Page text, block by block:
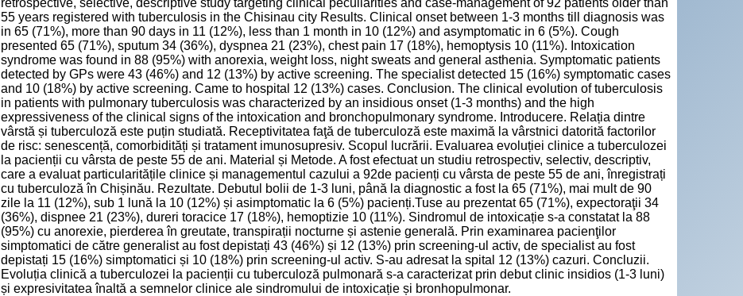
55 years registered with tuberculosis in the Chisinau city Results. Clinical onset between 1-3 months till diagnosis was
in 65 (71%), more than 90 days in 11 (12%), less than 1 month in 10 (12%) and asymptomatic in 6 (5%). Cough
presented 65 (71%), sputum 34 (36%), dyspnea 21 (23%), chest pain 17 (18%), hemoptysis 10 (11%). Intoxication
syndrome was found in 88 (95%) with anorexia, weight loss, night sweats and general asthenia. Symptomatic patients
detected by GPs were 43 (46%) and 12 (13%) by active screening. The specialist detected 15 (16%) symptomatic cases
and 10 (18%) by active screening. Came to hospital 12 (13%) cases. Conclusion. The clinical evolution of tuberculosis
in patients with pulmonary tuberculosis was characterized by an insidious onset (1-3 months) and the high
expressiveness of the clinical signs of the intoxication and bronchopulmonary syndrome. Introducere. Relația dintre
vârstă și tuberculoză este puțin studiată. Receptivitatea faţă de tuberculoză este maximă la vârstnici datorită factorilor
de risc: senescență, comorbidități și tratament imunosupresiv. Scopul lucrării. Evaluarea evoluției clinice a tuberculozei
la pacienții cu vârsta de peste 55 de ani. Material și Metode. A fost efectuat un studiu retrospectiv, selectiv, descriptiv,
care a evaluat particularitățile clinice și managementul cazului a 92de pacienți cu vârsta de peste 55 de ani, înregistrați
cu tuberculoză în Chișinău. Rezultate. Debutul bolii de 1-3 luni, până la diagnostic a fost la 65 (71%), mai mult de 90
zile la 11 (12%), sub 1 lună la 10 (12%) și asimptomatic la 6 (5%) pacienți.Tuse au prezentat 65 (71%), expectoraţii 34
(36%), dispnee 21 (23%), dureri toracice 17 (18%), hemoptizie 10 (11%). Sindromul de intoxicație s-a constatat la 88
(95%) cu anorexie, pierderea în greutate, transpirații nocturne și astenie generală. Prin examinarea pacienţilor
simptomatici de către generalist au fost depistați 43 (46%) și 12 (13%) prin screening-ul activ, de specialist au fost
depistați 15 (16%) simptomatici și 10 (18%) prin screening-ul activ. S-au adresat la spital 12 (13%) cazuri. Concluzii.
Evoluția clinică a tuberculozei la pacienții cu tuberculoză pulmonară s-a caracterizat prin debut clinic insidios (1-3 luni)
și expresivitatea înaltă a semnelor clinice ale sindromului de intoxicație și bronhopulmonar.